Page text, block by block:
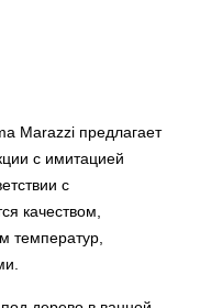
Marazzi предлагает
с имитацией
с
качеством,
температур,